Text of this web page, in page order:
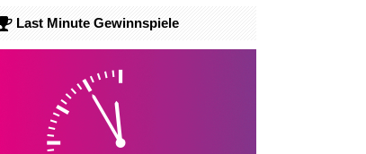
Last Minute Gewinnspiele